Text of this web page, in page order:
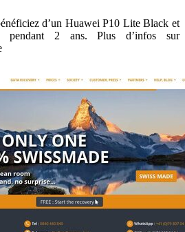
d’un Huawei P10 Lite Black et
pendant 2 ans. Plus d’infos sur